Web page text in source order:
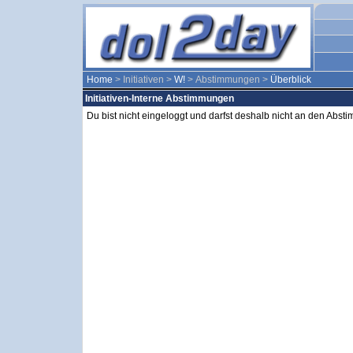
Home > Initiativen > W! > Abstimmungen > Überblick
Initiativen-Interne Abstimmungen
Du bist nicht eingeloggt und darfst deshalb nicht an den